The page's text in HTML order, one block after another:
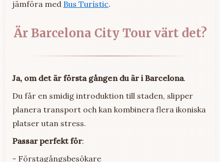
jämföra med Bus Turístic.
Är Barcelona City Tour värt det?
Ja, om det är första gången du är i Barcelona.
Du får en smidig introduktion till staden, slipper
planera transport och kan kombinera flera ikoniska
platser utan stress.
Passar perfekt för:
- Förstagångsbesökare